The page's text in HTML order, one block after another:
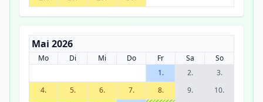
Mai 2026
Mo Di Mi Do Fr Sa
So
1.
2.
3.
4.
5. 6. 7. 8. 9.
10.